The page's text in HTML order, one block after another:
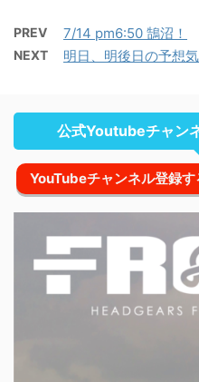
PREV 7/14 pm6:50 鵠沼！
NEXT 明日、明後日の予想
公式Youtubeチャン
YouTubeチャンネル登録す